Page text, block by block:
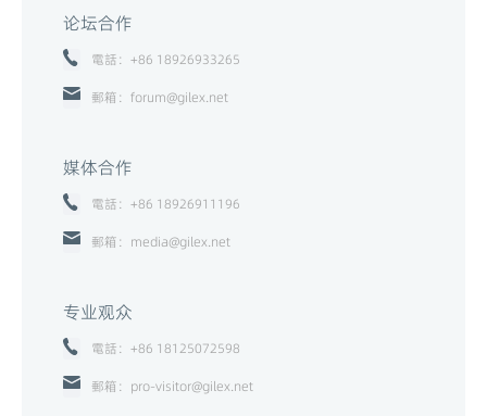
论坛合作
電話：+86 18926933265
郵箱：forum@gilex.net
媒体合作
電話：+86 18926911196
郵箱：media@gilex.net
专业观众
電話：+86 18125072598
郵箱：pro-visitor@gilex.net